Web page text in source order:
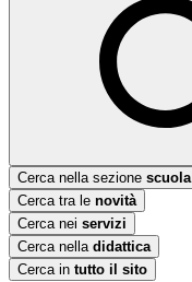
Cerca nella sezione scuola
Cerca tra le novità
Cerca nei servizi
Cerca nella didattica
Cerca in tutto il sito